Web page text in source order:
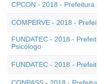
CPCON - 2018 -
COMPERVE - 2018 -
FUNDATEC - 2018 -
Psicólogo
FUNDATEC - 2018 -